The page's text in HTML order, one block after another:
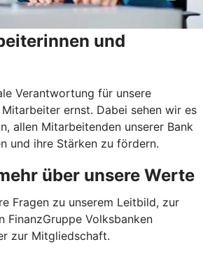
und
Verantwortung für unsere
ernst. Dabei sehen wir es
allen Mitarbeitenden unserer Bank
und ihre Stärken zu fördern.
über unsere Werte
Fragen zu unserem Leitbild, zur
FinanzGruppe Volksbanken
zur Mitgliedschaft.